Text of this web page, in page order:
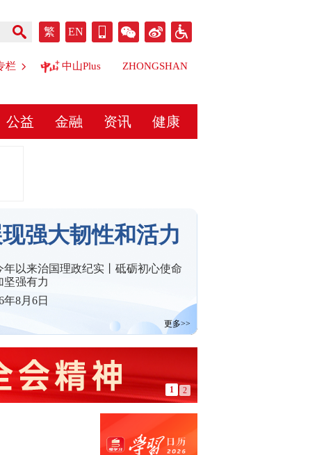
繁 EN
栏 中山Plus ZHONGSHAN
公益 金融 资讯 健康
强大韧性和活力
年以来治国理政纪实丨砥砺初心使命
坚强有力
8月6日
更多>>
1 2